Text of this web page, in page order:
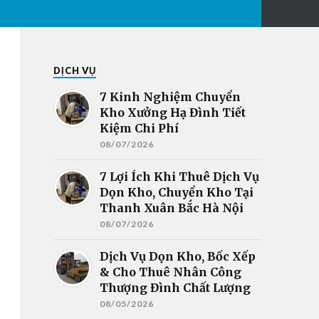
DỊCH VỤ
7 Kinh Nghiệm Chuyển
Kho Xưởng Hạ Đình Tiết
Kiệm Chi Phí
08/07/2026
7 Lợi Ích Khi Thuê Dịch Vụ
Dọn Kho, Chuyển Kho Tại
Thanh Xuân Bắc Hà Nội
08/07/2026
Dịch Vụ Dọn Kho, Bốc Xếp
& Cho Thuê Nhân Công
Thượng Đình Chất Lượng
08/05/2026